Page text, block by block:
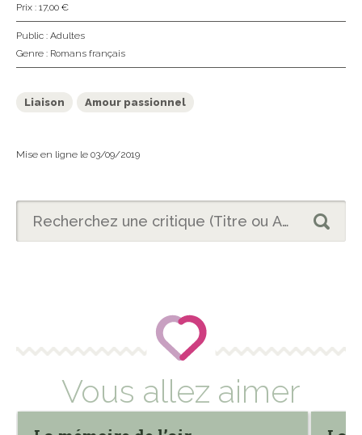
Prix : 17,00 €
Public : Adultes
Genre : Romans français
Liaison Amour passionnel
Mise en ligne le 03/09/2019
Vous allez aimer